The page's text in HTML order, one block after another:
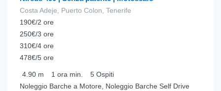
Costa Adeje, Puerto Colon, Tenerife
190€/2 ore
250€/3 ore
310€/4 ore
478€/5 ore
4.90 m 1 ora min. 5 Ospiti
Noleggio Barche a Motore, Noleggio Barche Self Drive